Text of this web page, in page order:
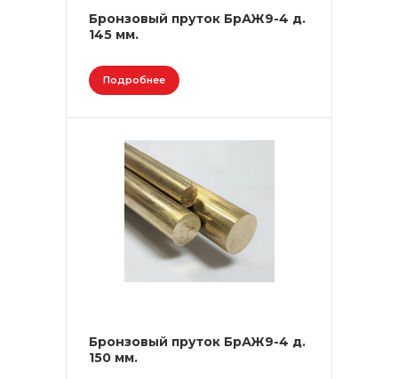
Бронзовый пруток БрАЖ9-4 д.
145 мм.
Подробнее
Бронзовый пруток БрАЖ9-4 д.
150 мм.